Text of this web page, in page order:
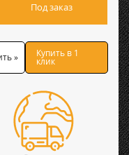
Под заказ
» Купить в 1
клик